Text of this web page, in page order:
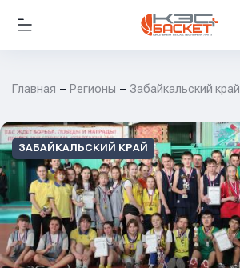
Главная Регионы Забайкальский край
ЗАБАЙКАЛЬСКИЙ КРАЙ